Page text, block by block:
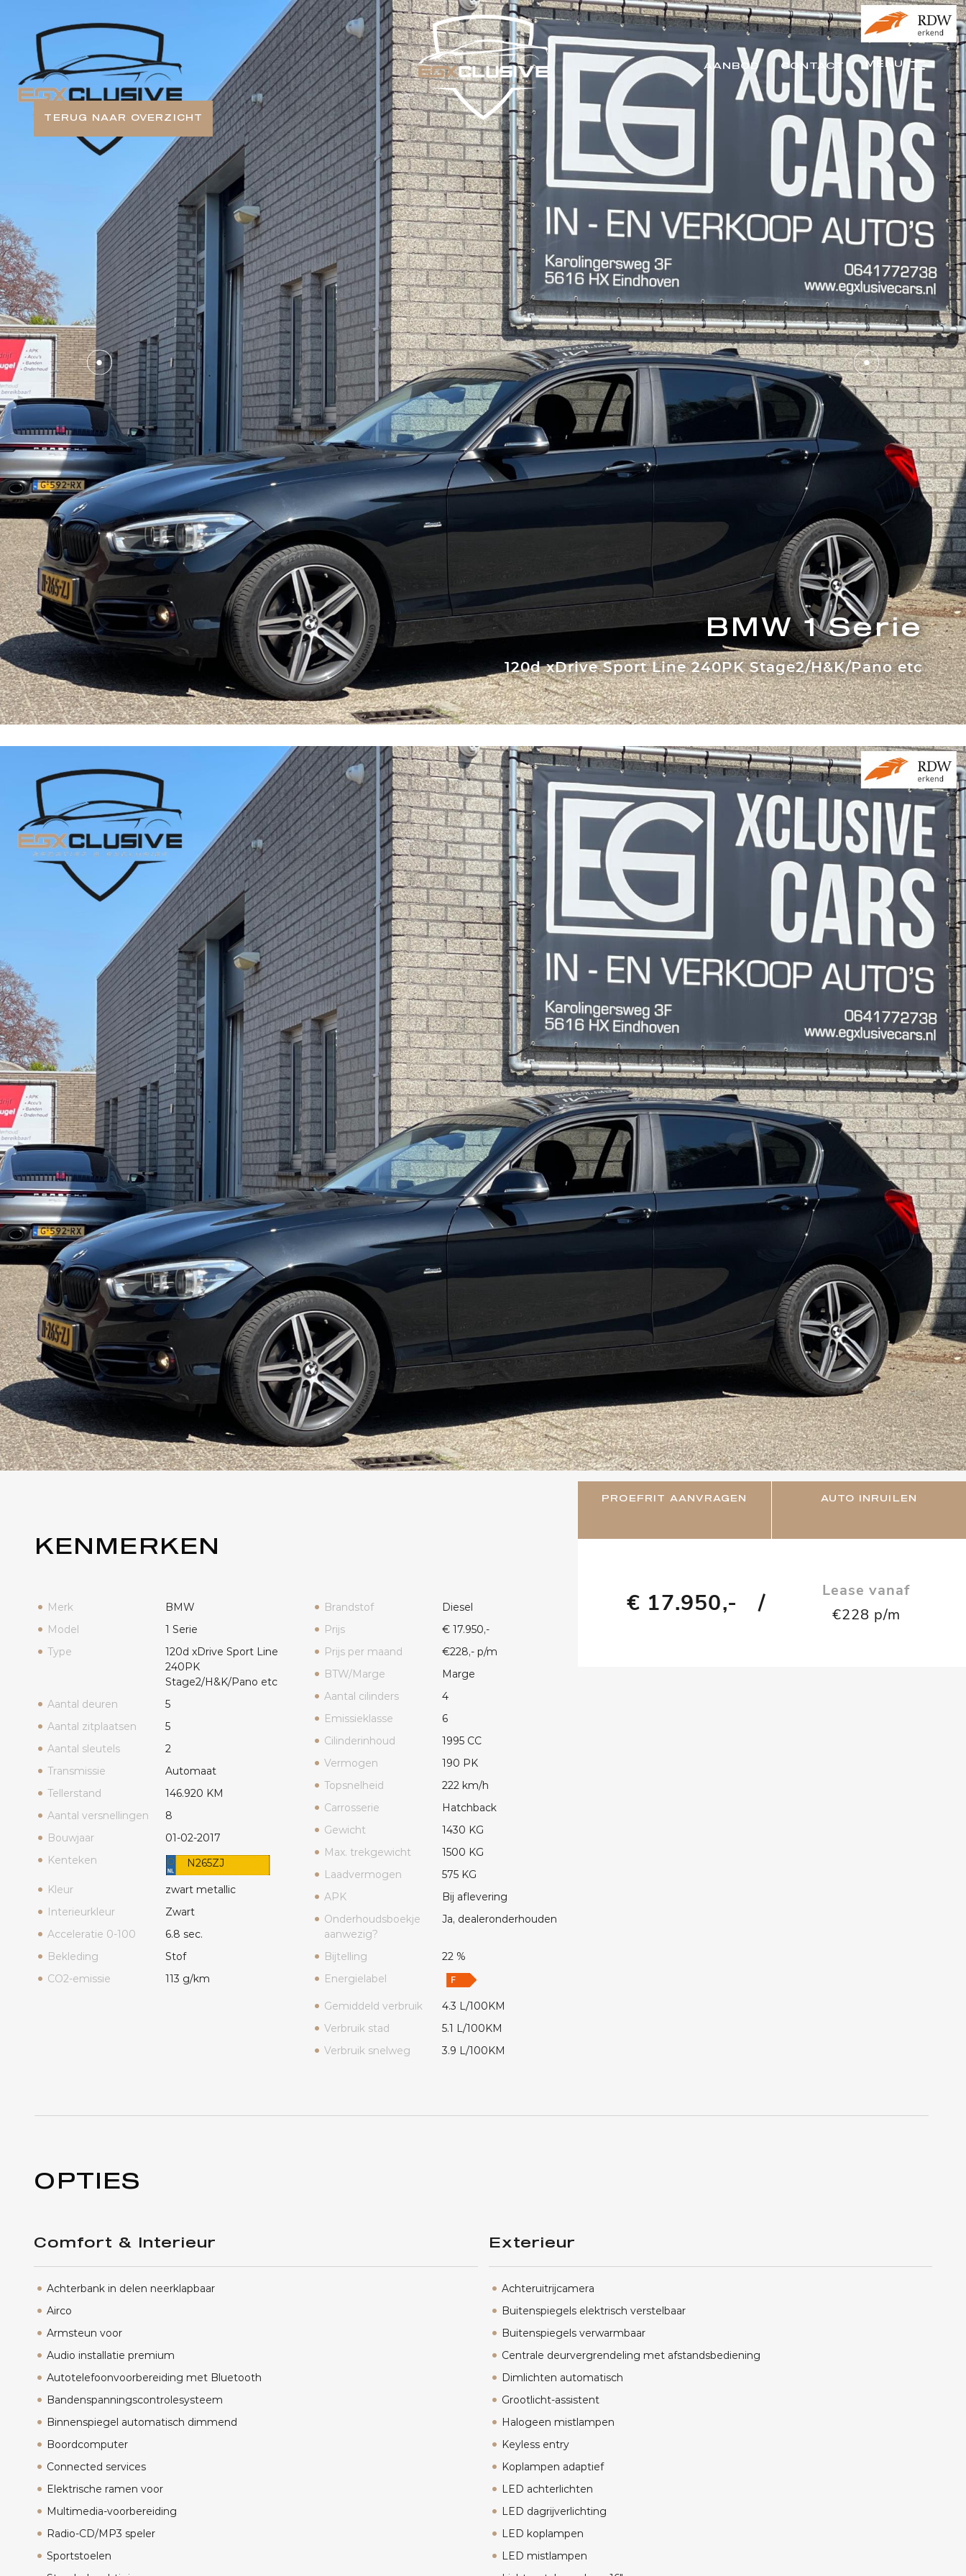
AANBOD CONTACT MENU
TERUG NAAR OVERZICHT
BMW 1 Serie
120d xDrive Sport Line 240PK Stage2/H&K/Pano etc
PROEFRIT AANVRAGEN AUTO INRUILEN
€ 17.950,- /
Lease vanaf
€228 p/m
KENMERKEN
Merk
BMW
Model
1 Serie
Type
120d xDrive Sport Line
240PK
Stage2/H&K/Pano etc
Aantal deuren
5
Aantal zitplaatsen
5
Aantal sleutels
2
Transmissie
Automaat
Tellerstand
146.920 KM
Aantal versnellingen
8
Bouwjaar
01-02-2017
Kenteken
N265ZJ
Kleur
zwart metallic
Interieurkleur
Zwart
Acceleratie 0-100
6.8 sec.
Bekleding
Stof
CO2-emissie
113 g/km
Brandstof
Diesel
Prijs
€ 17.950,-
Prijs per maand
€228,- p/m
BTW/Marge
Marge
Aantal cilinders
4
Emissieklasse
6
Cilinderinhoud
1995 CC
Vermogen
190 PK
Topsnelheid
222 km/h
Carrosserie
Hatchback
Gewicht
1430 KG
Max. trekgewicht
1500 KG
Laadvermogen
575 KG
APK
Bij aflevering
Onderhoudsboekje
aanwezig?
Ja, dealeronderhouden
Bijtelling
22 %
Energielabel
Gemiddeld verbruik
4.3 L/100KM
Verbruik stad
5.1 L/100KM
Verbruik snelweg
3.9 L/100KM
OPTIES
Comfort & Interieur
Achterbank in delen neerklapbaar
Airco
Armsteun voor
Audio installatie premium
Autotelefoonvoorbereiding met Bluetooth
Bandenspanningscontrolesysteem
Binnenspiegel automatisch dimmend
Boordcomputer
Connected services
Elektrische ramen voor
Multimedia-voorbereiding
Radio-CD/MP3 speler
Sportstoelen
Exterieur
Achteruitrijcamera
Buitenspiegels elektrisch verstelbaar
Buitenspiegels verwarmbaar
Centrale deurvergrendeling met afstandsbediening
Dimlichten automatisch
Grootlicht-assistent
Halogeen mistlampen
Keyless entry
Koplampen adaptief
LED achterlichten
LED dagrijverlichting
LED koplampen
LED mistlampen